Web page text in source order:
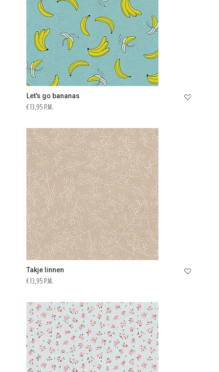
Let's go bananas
€ 13,95 P.M.
Takje linnen
€ 13,95 P.M.